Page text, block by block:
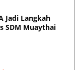
Jadi Langkah
SDM Muaythai